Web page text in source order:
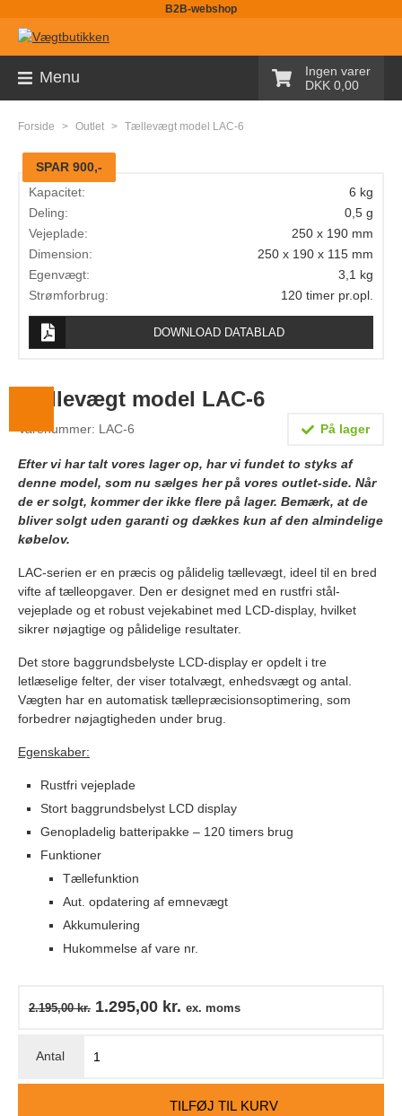
B2B-webshop
Menu
Ingen varer
DKK 0,00
Sortiment
Kranvægte
Butiksvægte
Bordvægte
Gulvvægte
Laboratorievægte
Vægtlodder
Outlet
Om Vægtbutikken
Kalibrering og verifikation
Handelsbetingelser
Kontakt
Forside > Outlet > Tællevægt model LAC-6
SPAR 900,-
Kapacitet:
6 kg
Deling:
0,5 g
Vejeplade:
250 x 190 mm
Dimension:
250 x 190 x 115 mm
Egenvægt:
3,1 kg
Strømforbrug:
120 timer pr.opl.
DOWNLOAD DATABLAD
Tællevægt model LAC-6
Varenummer: LAC-6 På lager
Efter vi har talt vores lager op, har vi fundet to styks af
denne model, som nu sælges her på vores outlet-side. Når
de er solgt, kommer der ikke flere på lager. Bemærk, at de
bliver solgt uden garanti og dækkes kun af den almindelige
købelov.
LAC-serien er en præcis og pålidelig tællevægt, ideel til en bred
vifte af tælleopgaver. Den er designet med en rustfri stål-
vejeplade og et robust vejekabinet med LCD-display, hvilket
sikrer nøjagtige og pålidelige resultater.
Det store baggrundsbelyste LCD-display er opdelt i tre
letlæselige felter, der viser totalvægt, enhedsvægt og antal.
Vægten har en automatisk tællepræcisionsoptimering, som
forbedrer nøjagtigheden under brug.
Egenskaber:
Rustfri vejeplade
Stort baggrundsbelyst LCD display
Genopladelig batteripakke – 120 timers brug
Funktioner
Tællefunktion
Aut. opdatering af emnevægt
Akkumulering
Hukommelse af vare nr.
2.195,00kr. 1.295,00 kr. ex. moms
TILFØJ TIL KURV